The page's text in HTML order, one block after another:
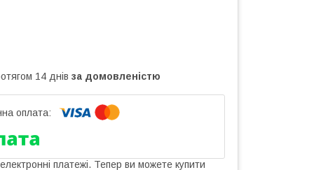
14 днів за домовленістю
платежі. Тепер ви можете купити